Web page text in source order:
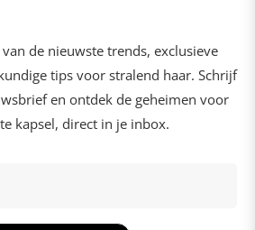
de nieuwste trends, exclusieve
tips voor stralend haar. Schrijf
en ontdek de geheimen voor
kapsel, direct in je inbox.